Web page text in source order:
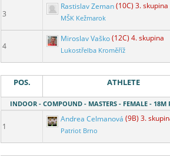
3
Rastislav Zeman(10C) 3. skupina
MŠK Kežmarok
4
Miroslav Vaško(12C) 4. skupina
Lukostřelba Kroměříž
POS. ATHLETE
INDOOR - COMPOUND - MASTERS - FEMALE - 18M
1
Andrea Celmanová (9B) 3.
Patriot Brno